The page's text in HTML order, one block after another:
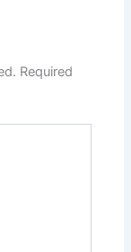
Required